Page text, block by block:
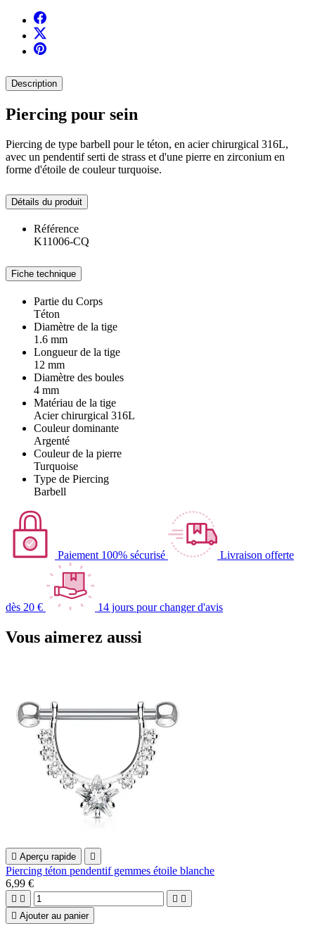
Description
Piercing pour sein
Piercing de type barbell pour le téton, en acier chirurgical 316L,
avec un pendentif serti de strass et d'une pierre en zirconium en
forme d'étoile de couleur turquoise.
Détails du produit
Référence
K11006-CQ
Fiche technique
Partie du Corps
Téton
Diamètre de la tige
1.6 mm
Longueur de la tige
12 mm
Diamètre des boules
4 mm
Matériau de la tige
Acier chirurgical 316L
Couleur dominante
Argenté
Couleur de la pierre
Turquoise
Type de Piercing
Barbell
Paiement 100% sécurisé Livraison offerte
dès 20 € 14 jours pour changer d'avis
Vous aimerez aussi
 Aperçu rapide 
Piercing téton pendentif gemmes étoile blanche
6,99 €
   
 Ajouter au panier